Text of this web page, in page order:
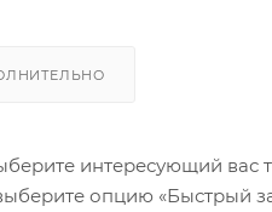
интересующий вас
опцию «Быстрый